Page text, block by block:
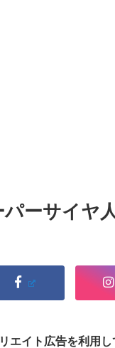
ーサイヤ
エイト広告を利用し